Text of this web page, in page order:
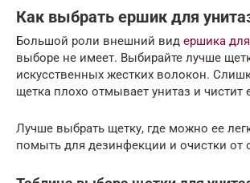
Как выбрать ершик для
Большой роли внешний вид ершика
выборе не имеет. Выбирайте лучше
искусственных жестких волокон.
щетка плохо отмывает унитаз и чистит
Лучше выбрать щетку, где можно ее
помыть для дезинфекции и очистки от